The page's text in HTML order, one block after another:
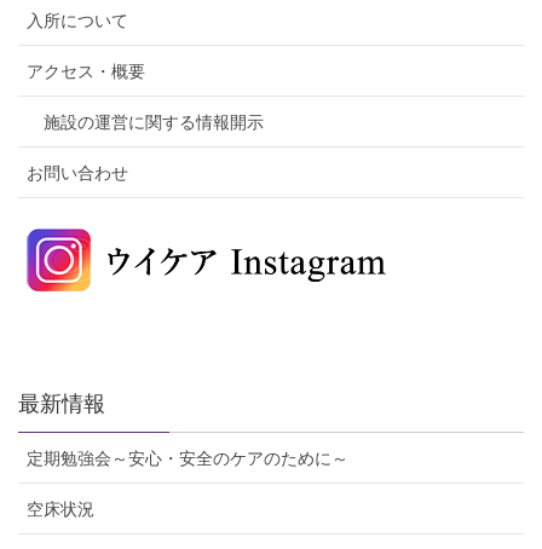
入所について
アクセス・概要
施設の運営に関する情報開示
お問い合わせ
最新情報
定期勉強会～安心・安全のケアのために～
空床状況